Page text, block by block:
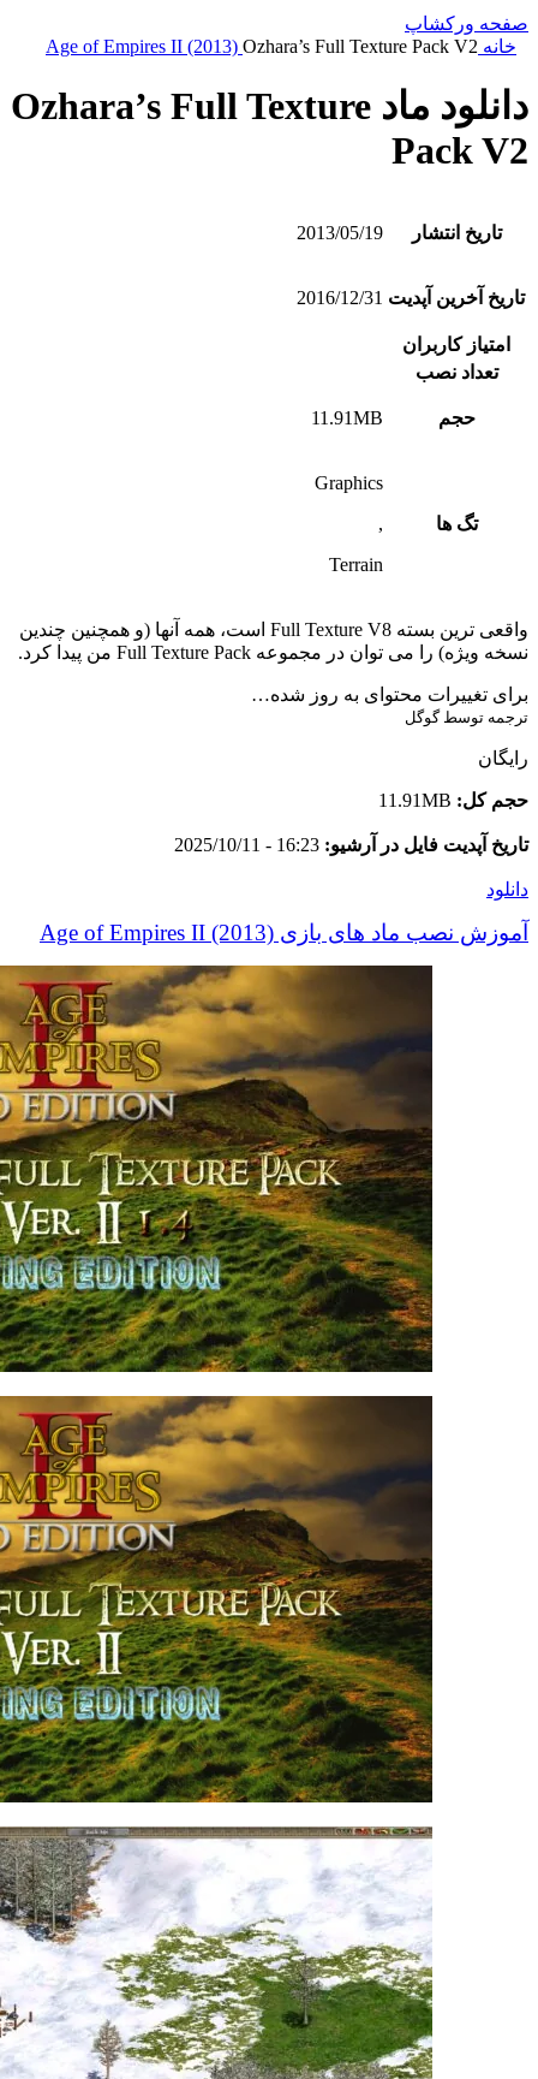
صفحه ورکشاپ
خانه
Age of Empires II (2013) Ozhara’s Full Texture Pack V2
دانلود ماد Ozhara’s Full Texture
Pack V2
تاریخ انتشار 2013/05/19
تاریخ آخرین آپدیت 2016/12/31
امتیاز کاربران
تعداد نصب
حجم 11.91MB
تگ ها
Graphics
,
Terrain
واقعی ترین بسته Full Texture V8 است، همه آنها (و همچنین چندین
نسخه ویژه) را می توان در مجموعه Full Texture Pack من پیدا کرد.
برای تغییرات محتوای به روز شده…
ترجمه توسط گوگل
رایگان
حجم کل: 11.91MB
تاریخ آپدیت فایل در آرشیو: 16:23 - 2025/10/11
دانلود
آموزش نصب ماد های بازی Age of Empires II (2013)